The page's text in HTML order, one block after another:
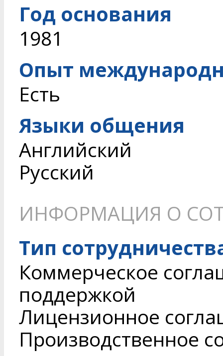
Год основания
1981
Опыт
Есть
Языки общения
Английский
Русский
ИНФОРМАЦИЯ О
Тип
Коммерческое
поддержкой
Лицензионное
Производственное